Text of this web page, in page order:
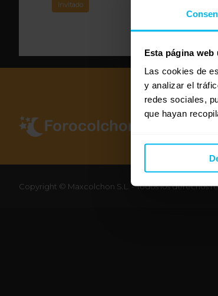
Esta página web
Las cookies de
y analizar el
redes sociales,
que hayan
Invitado
Copyright © Maxcolchon S.L. - Todos los derechos